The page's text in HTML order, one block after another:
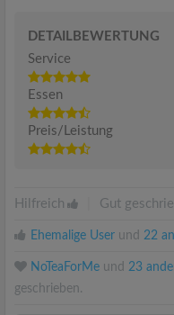
DETAILBEWERTUNG
Service
Essen
Preis/Leistung
Hilfreich Gut
Ehemalige User und 22
NoTeaForMe und 23
geschrieben.